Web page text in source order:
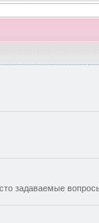
задаваемые